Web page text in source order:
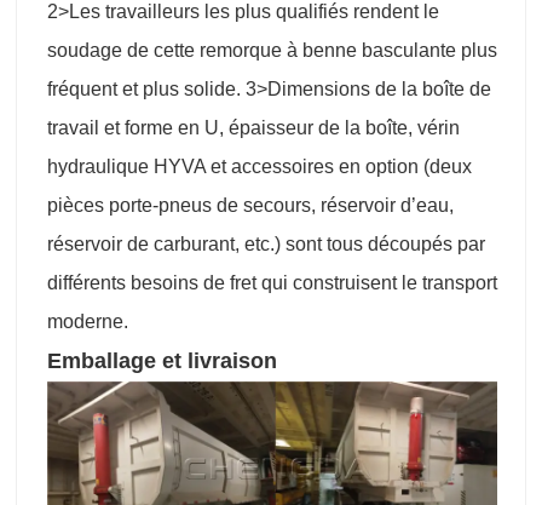
2>Les travailleurs les plus qualifiés rendent le
soudage de cette remorque à benne basculante plus
fréquent et plus solide. 3>Dimensions de la boîte de
travail et forme en U, épaisseur de la boîte, vérin
hydraulique HYVA et accessoires en option (deux
pièces porte-pneus de secours, réservoir d’eau,
réservoir de carburant, etc.) sont tous découpés par
différents besoins de fret qui construisent le transport
moderne.
Emballage et livraison